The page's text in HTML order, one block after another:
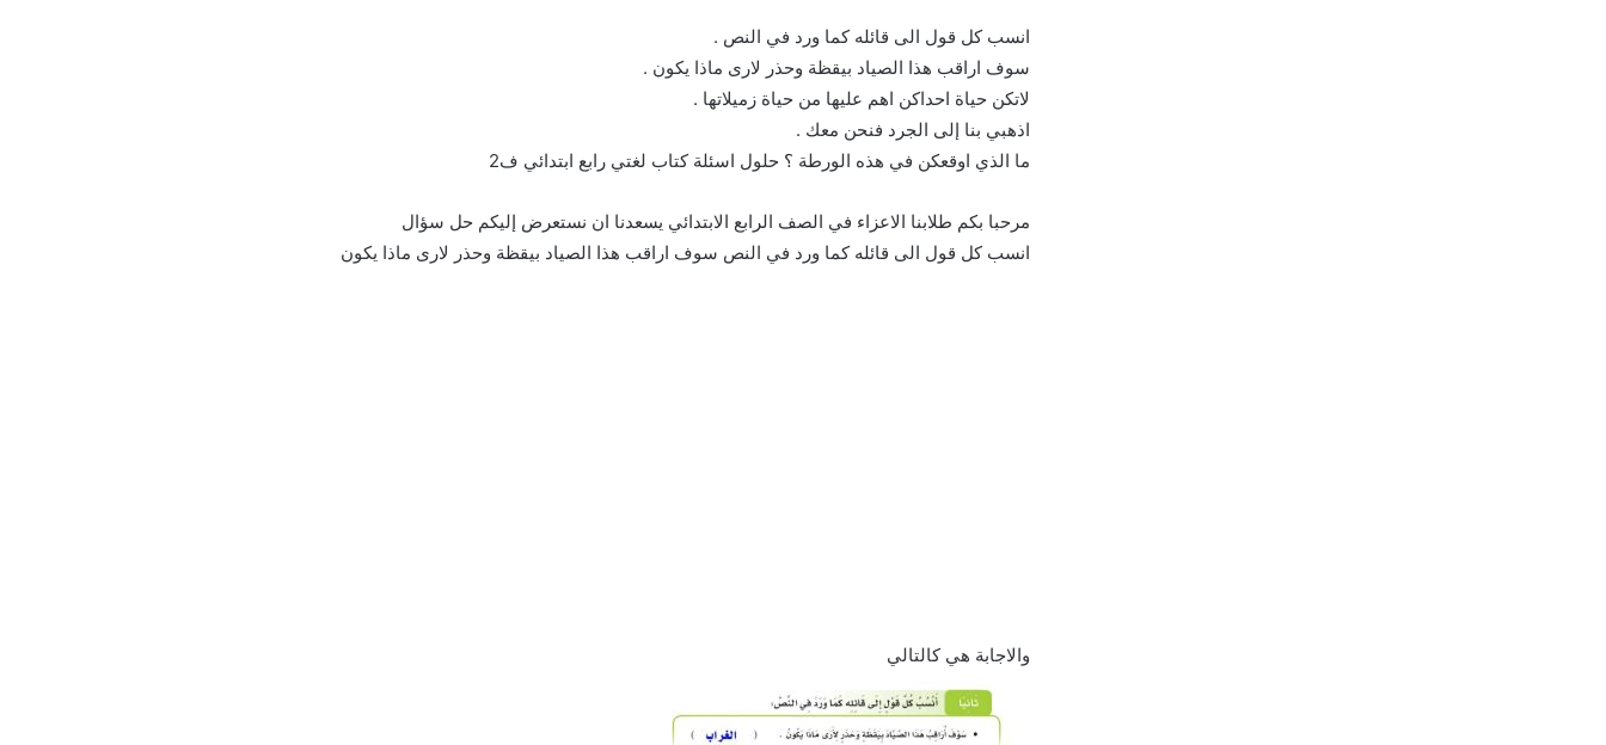
انسب كل قول الى قائله كما ورد في النص .
سوف اراقب هذا الصياد بيقظة وحذر لارى ماذا يكون .
لاتكن حياة احداكن اهم عليها من حياة زميلاتها .
اذهبي بنا إلى الجرد فنحن معك .
ما الذي اوقعكن في هذه الورطة ؟ حلول اسئلة كتاب لغتي رابع ابتدائي ف2
مرحبا بكم طلابنا الاعزاء في الصف الرابع الابتدائي يسعدنا ان نستعرض إليكم حل سؤال
انسب كل قول الى قائله كما ورد في النص سوف اراقب هذا الصياد بيقظة وحذر لارى ماذا يكون
والاجابة هي كالتالي